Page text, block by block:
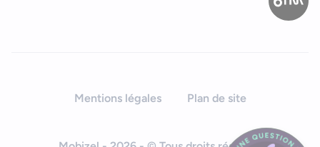
Mentions légales Plan de site